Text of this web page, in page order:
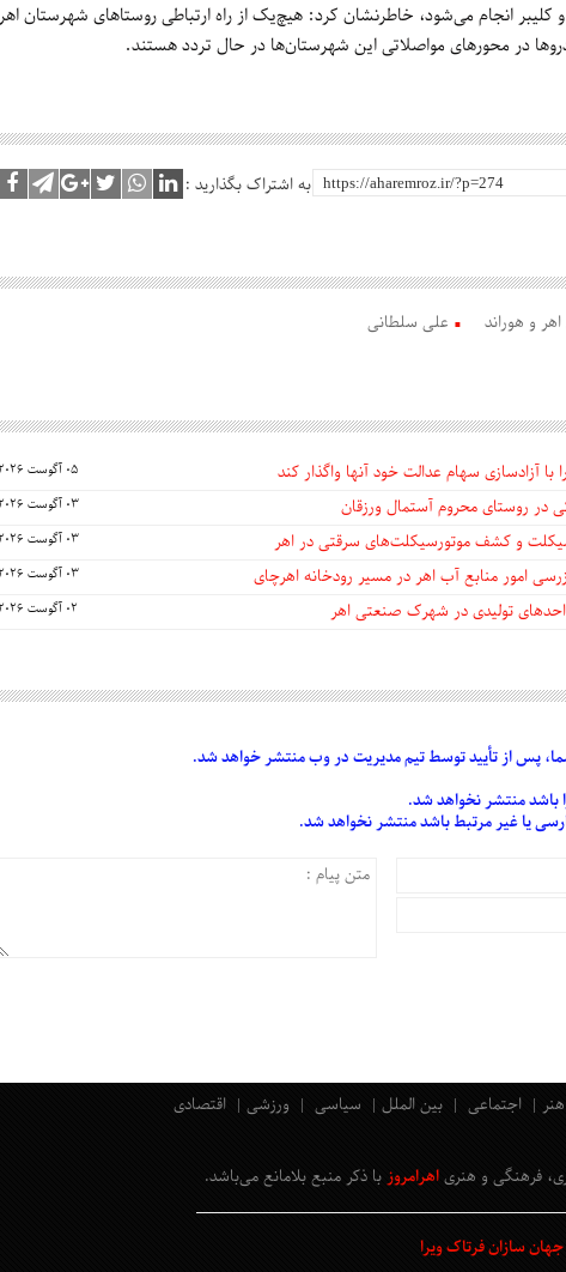
کلیبر انجام می‌شود، خاطرنشان کرد: هیچ‌یک از راه ارتباطی روستاهای شهرستان اهر
در محورهای مواصلاتی این شهرستان‌ها در حال تردد هستند.
به اشتراک بگذارید :
و هوراند علی سلطانی
آزادسازی سهام عدالت خود آنها واگذار کند 05 آگوست 2026
در روستای محروم آستمال ورزقان 03 آگوست 2026
03 آگوست 2026
امور منابع آب اهر در مسیر رودخانه اهرچای 03 آگوست 2026
تولیدی در شهرک صنعتی اهر 02 آگوست 2026
پس از تأییدتوسط تیم مدیریت در وب منتشر خواهد شد.
باشد منتشر نخواهد شد.
یا غیر مرتبط باشد منتشر نخواهد شد.
اجتماعی بین الملل سیاسی ورزشی اقتصادی
فرهنگی و هنری اهرامروز با ذکر منبع بلامانع می‌باشد.
سازان فرتاک ویرا